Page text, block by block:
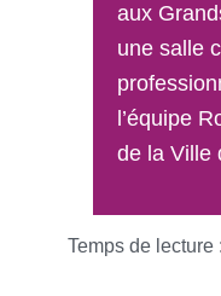
aux
une salle
l’équipe
de la Ville
Temps de lecture :